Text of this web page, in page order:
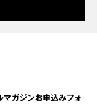
マガジンお申込みフォ